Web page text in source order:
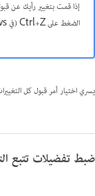
إذا قمت بتغيير رأيك عن
الضغط على Ctrl+Z (في Windows) أو مفتاح Command+Z (في Mac OS).
يسري اختيار أمر قبول كل
ضبط تفضيلات تتبع